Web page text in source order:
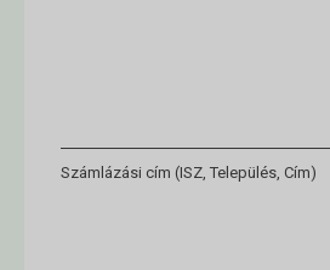
Számlázási cím (ISZ, Település, Cím)